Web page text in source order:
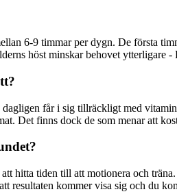
6-9 timmar per dygn. De första
höst minskar behovet ytterligare
får i sig tillräckligt med
Det finns dock de som menar att
hitta tiden till att motionera och
resultaten kommer visa sig och du